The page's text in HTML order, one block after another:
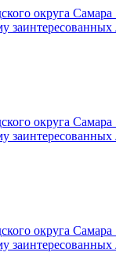
округа
округа
округа